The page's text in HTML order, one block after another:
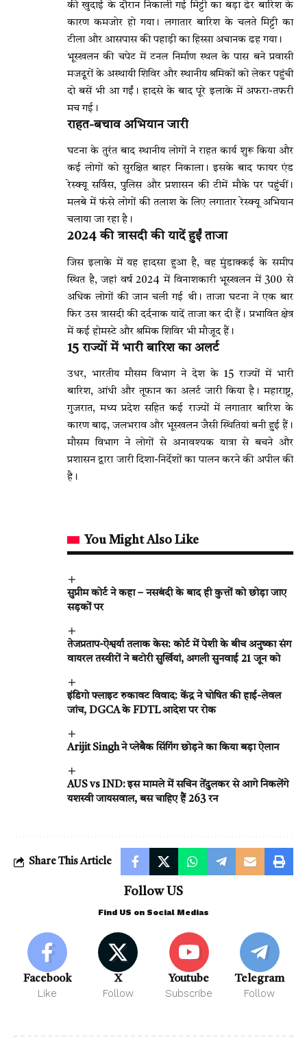
की खुदाई के दौरान निकाली गई मिट्टी का बड़ा ढेर बारिश के
कारण कमजोर हो गया। लगातार बारिश के चलते मिट्टी का
टीला और आसपास की पहाड़ी का हिस्सा अचानक ढह गया।
भूस्खलन की चपेट में टनल निर्माण स्थल के पास बने प्रवासी
मजदूरों के अस्थायी शिविर और स्थानीय श्रमिकों को लेकर पहुंची
दो बसें भी आ गईं। हादसे के बाद पूरे इलाके में अफरा-तफरी
मच गई।
राहत-बचाव अभियान जारी
घटना के तुरंत बाद स्थानीय लोगों ने राहत कार्य शुरू किया और
कई लोगों को सुरक्षित बाहर निकाला। इसके बाद फायर एंड
रेस्क्यू सर्विस, पुलिस और प्रशासन की टीमें मौके पर पहुंचीं।
मलबे में फंसे लोगों की तलाश के लिए लगातार रेस्क्यू अभियान
चलाया जा रहा है।
2024 की त्रासदी की यादें हुईं ताजा
जिस इलाके में यह हादसा हुआ है, वह मुंडाक्कई के समीप
स्थित है, जहां वर्ष 2024 में विनाशकारी भूस्खलन में 300 से
अधिक लोगों की जान चली गई थी। ताजा घटना ने एक बार
फिर उस त्रासदी की दर्दनाक यादें ताजा कर दी हैं। प्रभावित क्षेत्र
में कई होमस्टे और श्रमिक शिविर भी मौजूद हैं।
15 राज्यों में भारी बारिश का अलर्ट
उधर, भारतीय मौसम विभाग ने देश के 15 राज्यों में भारी
बारिश, आंधी और तूफान का अलर्ट जारी किया है। महाराष्ट्र,
गुजरात, मध्य प्रदेश सहित कई राज्यों में लगातार बारिश के
कारण बाढ़, जलभराव और भूस्खलन जैसी स्थितियां बनी हुई हैं।
मौसम विभाग ने लोगों से अनावश्यक यात्रा से बचने और
प्रशासन द्वारा जारी दिशा-निर्देशों का पालन करने की अपील की
है।
You Might Also Like
सुप्रीम कोर्ट ने कहा – नसबंदी के बाद ही कुत्तों को छोड़ा जाए
सड़कों पर
तेजप्रताप-ऐश्वर्या तलाक केस: कोर्ट में पेशी के बीच अनुष्का संग
वायरल तस्वीरों ने बटोरी सुर्खियां, अगली सुनवाई 21 जून को
इंडिगो फ्लाइट रुकावट विवाद: केंद्र ने घोषित की हाई-लेवल
जांच, DGCA के FDTL आदेश पर रोक
Arijit Singh ने प्लेबैक सिंगिंग छोड़ने का किया बड़ा ऐलान
AUS vs IND: इस मामले में सचिन तेंदुलकर से आगे निकलेंगे
यशस्वी जायसवाल, बस चाहिए हैं 263 रन
Share This Article
Follow US
Find US on Social Medias
Facebook
Like
X
Follow
Youtube
Subscribe
Telegram
Follow